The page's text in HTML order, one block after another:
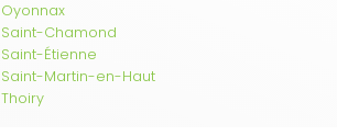
Oyonnax
Saint-Chamond
Saint-Étienne
Saint-Martin-en-Haut
Thoiry